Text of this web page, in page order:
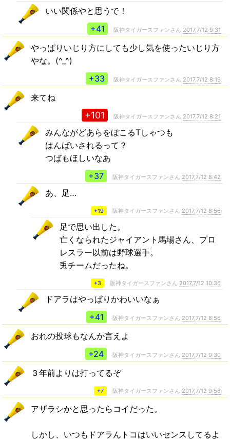
いい関係やと思うで！
+41
阪神タイガースファンさん 2017,7/12 9:31
やっぱりいじり方にしても少し気を使ったいじり方
やな。(^_^)
+33
阪神タイガースファンさん 2017,7/12 8:19
来てね
+101 阪神タイガースファンさん 2017,7/12 8:21
みんながどあらをぼこるTしゃつも
はんばいされるって？
つばもほしいなあ
+37
阪神タイガースファンさん 2017,7/12 8:42
あ、足…
+19 阪神タイガースファンさん 2017,7/12 8:56
足で思い出した。
亡くなられたジャイアント馬場さん、プロ
レスラー以前は野球選手。
兎チームだったね。
+3 阪神タイガースファンさん 2017,7/12 10:36
ドアラはやっぱりかわいいなぁ
+41
阪神タイガースファンさん 2017,7/12 8:56
おれの投球もなんか言えよ
+24
阪神タイガースファンさん 2017,7/12 9:30
３年前よりは打ってるぞ
+7 阪神タイガースファンさん 2017,7/12 9:56
アザラシかと思ったらコイだった。
しかし、いつもドアラんトコはいいセンスしてるよ